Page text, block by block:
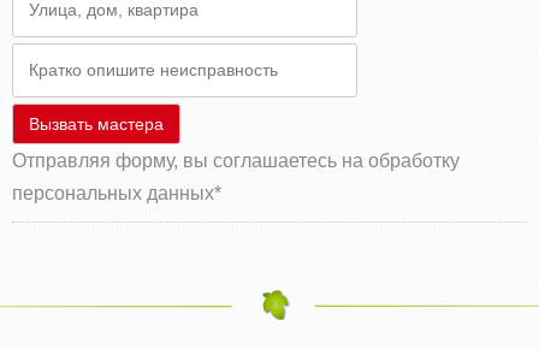
Вызвать мастера
Отправляя форму, вы соглашаетесь на обработку
персональных данных*